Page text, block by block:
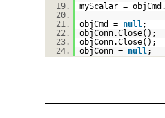
19.
myScalar =
20.
21.
objCmd = null;
22.
objConn.Close();
23.
objConn.Close();
24.
objConn = null;